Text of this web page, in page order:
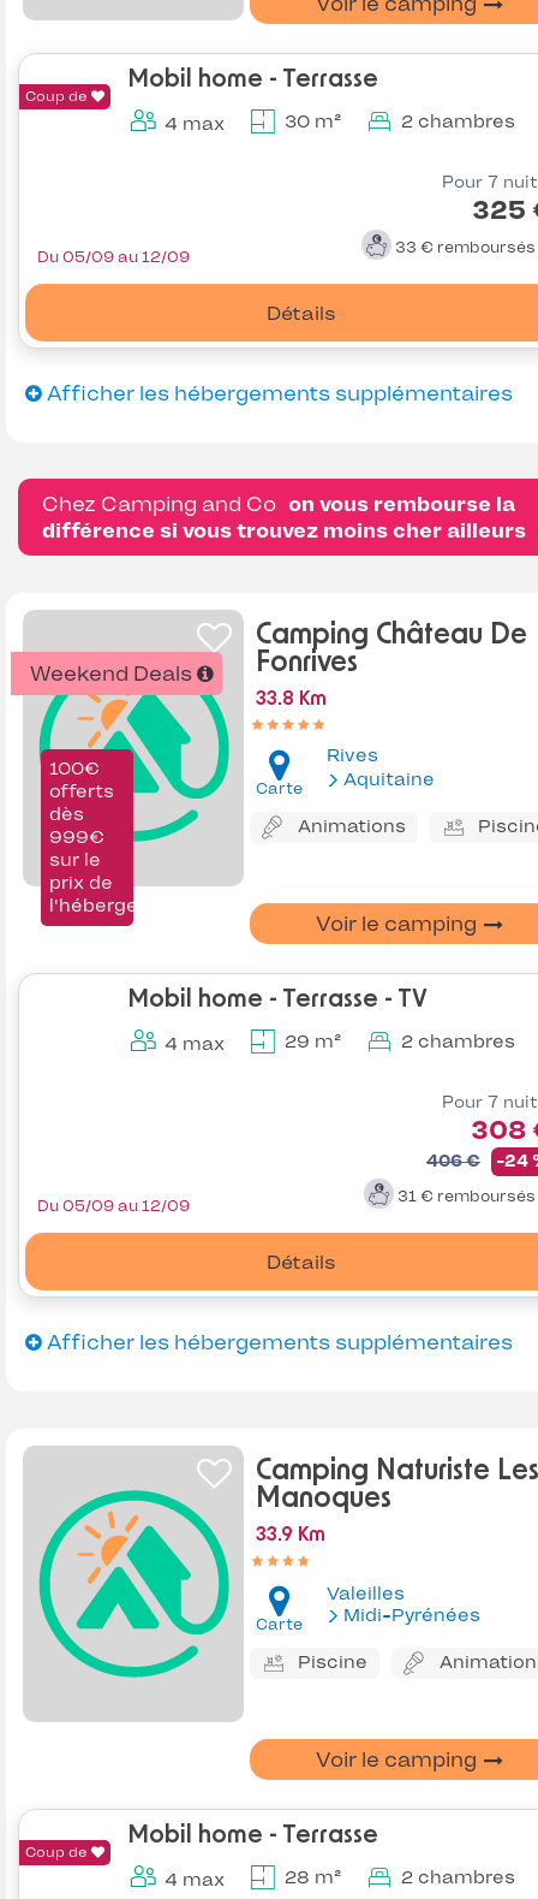
Coup de
Mobil home - Terrasse
4 max 30 m² 2 chambres
Pour 7
325
33 € remboursés
Détails
Du 05/09 au 12/09
Afficher les hébergements supplémentaires
Chez Camping and Co on vous rembourse la
différence si vous trouvez moins cher ailleurs
Weekend Deals
100€
offerts
dès
999€
sur le
prix de
l'hébergement
Camping Château De
Fonrives
33.8 Km
Carte
Rives
Aquitaine
Animations
Voir le camping
Mobil home - Terrasse - TV
4 max 29 m² 2 chambres
Pour 7
308
406 € -24
31 € remboursés
Détails
Du 05/09 au 12/09
Afficher les hébergements supplémentaires
Camping Naturiste Les
Manoques
33.9 Km
Carte
Valeilles
Midi-Pyrénées
Piscine
Voir le camping
Coup de
Mobil home - Terrasse
4 max 28 m² 2 chambres